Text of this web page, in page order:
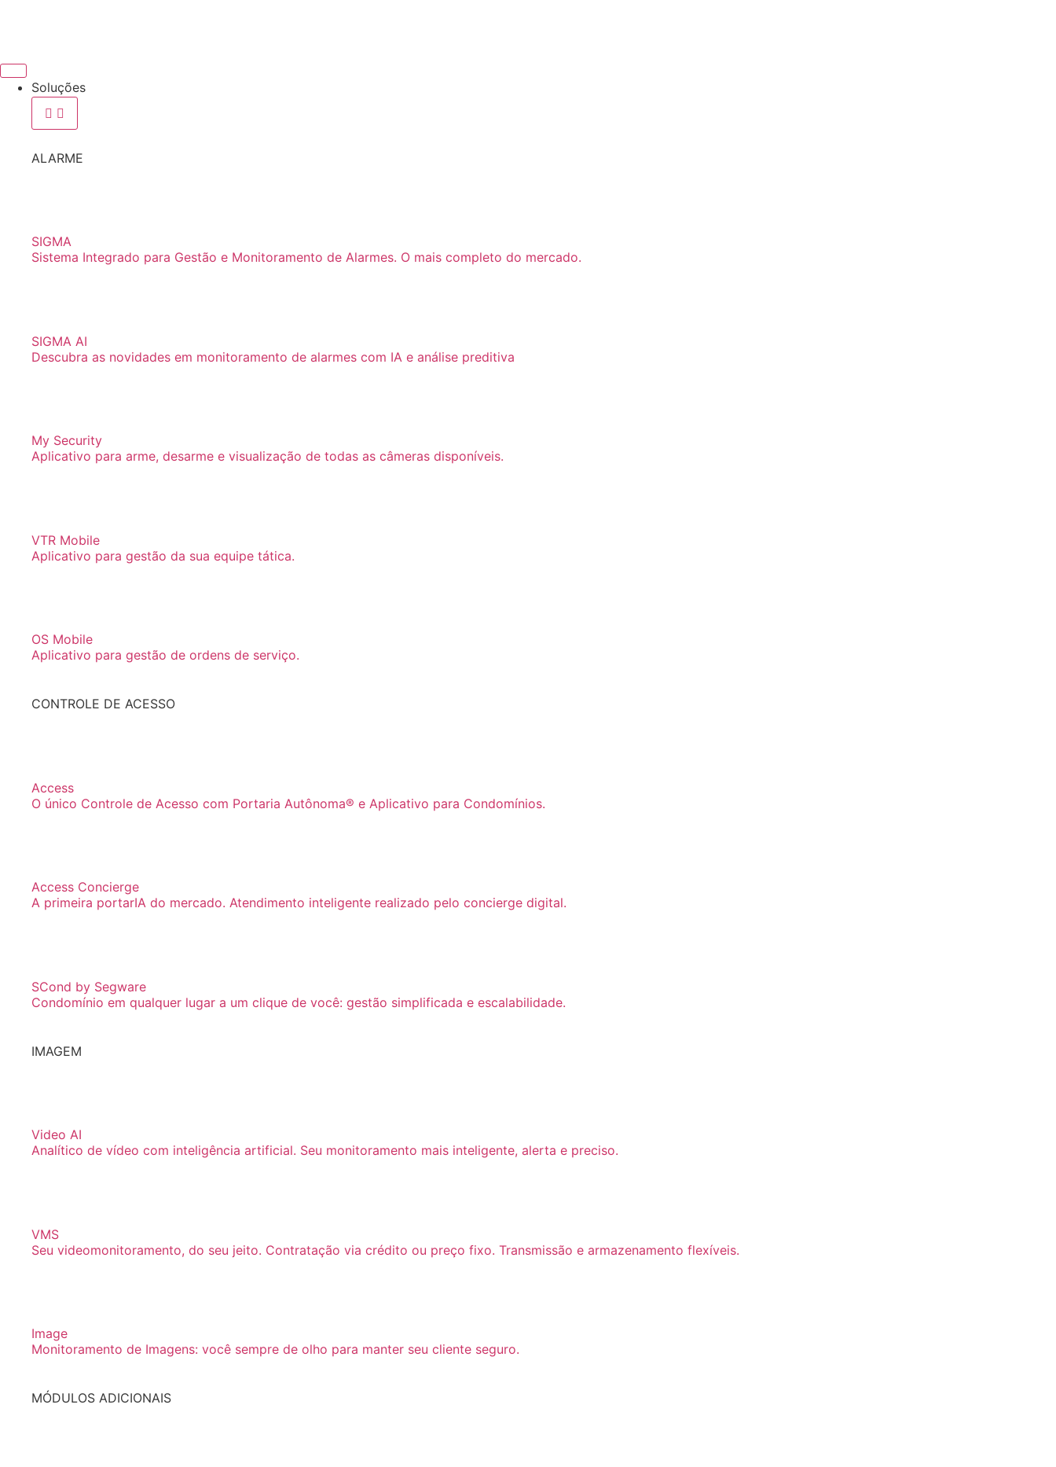
Soluções
ALARME
SIGMA
Sistema Integrado para Gestão e Monitoramento de Alarmes. O mais completo do mercado.
SIGMA AI
Descubra as novidades em monitoramento de alarmes com IA e análise preditiva
My Security
Aplicativo para arme, desarme e visualização de todas as câmeras disponíveis.
VTR Mobile
Aplicativo para gestão da sua equipe tática.
OS Mobile
Aplicativo para gestão de ordens de serviço.
CONTROLE DE ACESSO
Access
O único Controle de Acesso com Portaria Autônoma® e Aplicativo para Condomínios.
Access Concierge
A primeira portarIA do mercado. Atendimento inteligente realizado pelo concierge digital.
SCond by Segware
Condomínio em qualquer lugar a um clique de você: gestão simplificada e escalabilidade.
IMAGEM
Video AI
Analítico de vídeo com inteligência artificial. Seu monitoramento mais inteligente, alerta e preciso.
VMS
Seu videomonitoramento, do seu jeito. Contratação via crédito ou preço fixo. Transmissão e armazenamento flexíveis.
Image
Monitoramento de Imagens: você sempre de olho para manter seu cliente seguro.
MÓDULOS ADICIONAIS